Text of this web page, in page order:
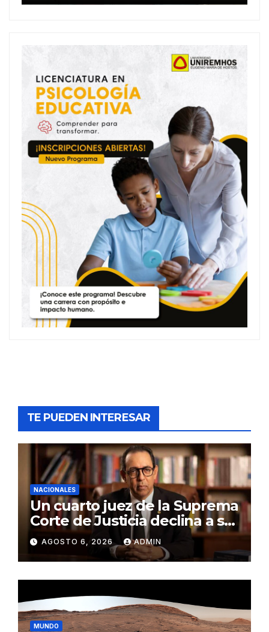
TE PUEDEN INTERESAR
NACIONALES
Un cuarto juez de la Suprema
Corte de Justicia declina a ser
evaluado por el CNM
AGOSTO 6, 2026 ADMIN
MUNDO